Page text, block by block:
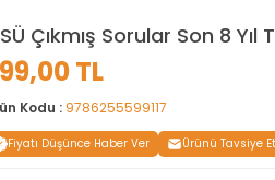
Çıkmış Sorular Son 8 Yıl
TL
Kodu : 9786255599117
Fiyatı Düşünce Haber Ver Ürünü Tavsiye Et